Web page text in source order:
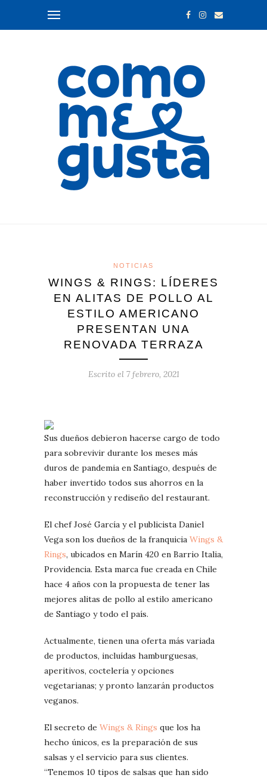
NOTICIAS
WINGS & RINGS: LÍDERES
EN ALITAS DE POLLO AL
ESTILO AMERICANO
PRESENTAN UNA
RENOVADA TERRAZA
Escrito el 7 febrero, 2021
Sus dueños debieron hacerse cargo de todo
para sobrevivir durante los meses más
duros de pandemia en Santiago, después de
haber invertido todos sus ahorros en la
reconstrucción y rediseño del restaurant.
El chef José García y el publicista Daniel
Vega son los dueños de la franquicia Wings &
Rings, ubicados en Marín 420 en Barrio Italia,
Providencia. Esta marca fue creada en Chile
hace 4 años con la propuesta de tener las
mejores alitas de pollo al estilo americano
de Santiago y todo el país.
Actualmente, tienen una oferta más variada
de productos, incluídas hamburguesas,
aperitivos, coctelería y opciones
vegetarianas; y pronto lanzarán productos
veganos.
El secreto de Wings & Rings que los ha
hecho únicos, es la preparación de sus
salsas y el servicio para sus clientes.
“Tenemos 10 tipos de salsas que han sido